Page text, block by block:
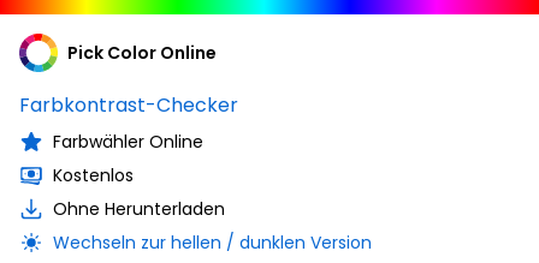
Pick Color Online
Farbkontrast-Checker
Farbwähler Online
Kostenlos
Ohne Herunterladen
Wechseln zur hellen / dunklen Version